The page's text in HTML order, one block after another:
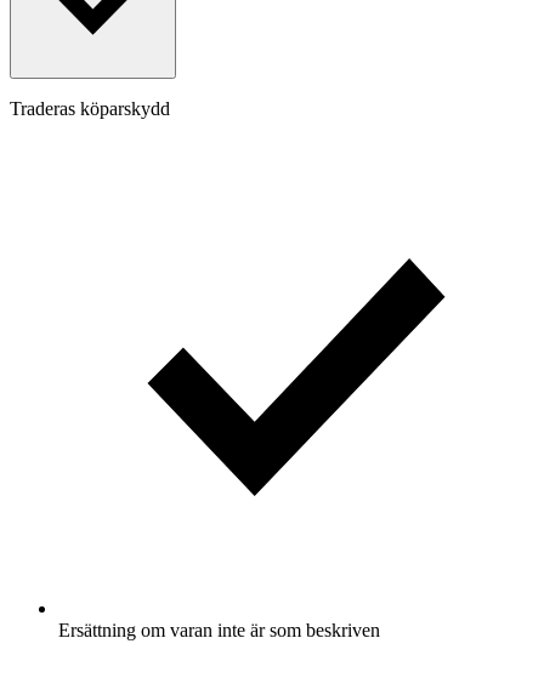
Traderas köparskydd
Ersättning om varan inte är som beskriven